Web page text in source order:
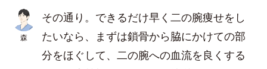
森
その通り。できるだけ早く二の腕痩せをし
たいなら、まずは鎖骨から脇にかけての部
分をほぐして、二の腕への血流を良くする